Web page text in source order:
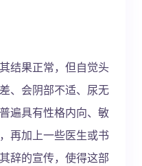
结果正常，但自觉头
、会阴部不适、尿无
遍具有性格内向、敏
再加上一些医生或书
辞的宣传，使得这部